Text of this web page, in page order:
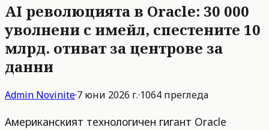
AI революцията в Oracle: 30 000
уволнени с имейл, спестените 10
млрд. отиват за центрове за
данни
Admin Novinite·7 юни 2026 г.·1064 прегледа
Американският технологичен гигант Oracle